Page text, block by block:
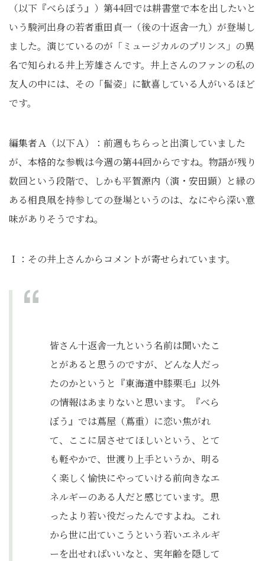
（以下『べらぼう』）第44回では耕書堂で本を出したいと
いう駿河出身の若者重田貞一（後の十返舎一九）が登場し
ました。演じているのが「ミュージカルのプリンス」の異
名で知られる井上芳雄さんです。井上さんのファンの私の
友人の中には、その「髷姿」に歓喜している人がいるほど
です。
編集者Ａ（以下Ａ）：前週もちらっと出演していました
が、本格的な参戦は今週の第44回からですね。物語が残り
数回という段階で、しかも平賀源内（演・安田顕）と縁の
ある相良凧を持参しての登場というのは、なにやら深い意
味がありそうですね。
Ｉ：その井上さんからコメントが寄せられています。
皆さん十返舎一九という名前は聞いたこ
とがあると思うのですが、どんな人だっ
たのかというと『東海道中膝栗毛』以外
の情報はあまりないと思います。『べら
ぼう』では蔦屋（蔦重）に恋い焦がれ
て、ここに居させてほしいという、とて
も軽やかで、世渡り上手というか、明る
く楽しく愉快にやっていける前向きなエ
ネルギーのある人だと感じています。思
ったより若い役だったんですよね。これ
から世に出ていこうという若いエネルギ
ーを出せればいいなと、実年齢を隠して